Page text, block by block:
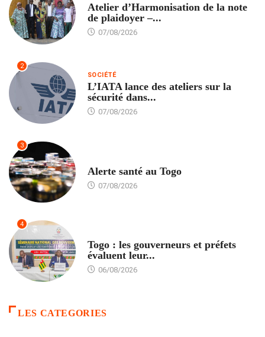
Atelier d’Harmonisation de la note
de plaidoyer –...
07/08/2026
2
SOCIÉTÉ
L’IATA lance des ateliers sur la
sécurité dans...
07/08/2026
3
Alerte santé au Togo
07/08/2026
4
Togo : les gouverneurs et préfets
évaluent leur...
06/08/2026
LES CATEGORIES